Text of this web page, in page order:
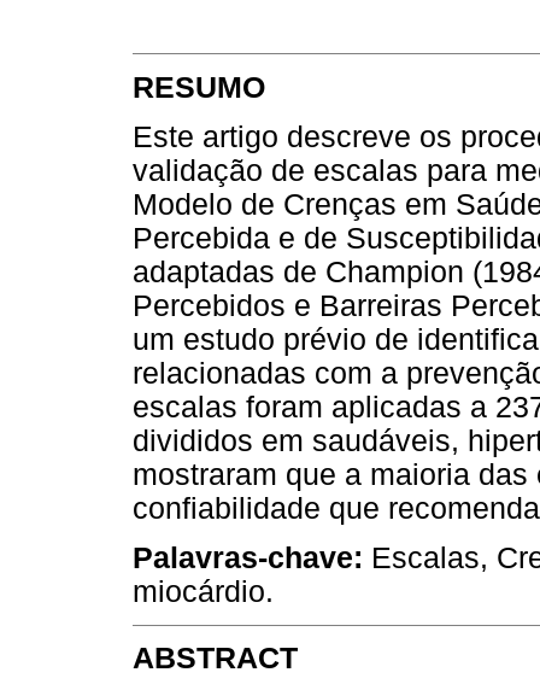
RESUMO
Este artigo descreve os
validação de escalas para
Modelo de Crenças em
Percebida e de
adaptadas de Champion
Percebidos e Barreiras
um estudo prévio de
relacionadas com a
escalas foram aplicadas a
divididos em saudáveis,
mostraram que a maioria
confiabilidade que
Palavras-chave: Escalas,
miocárdio.
ABSTRACT